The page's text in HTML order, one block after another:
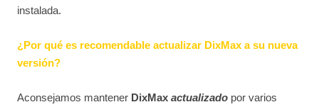
instalada.
¿Por qué es recomendable actualizar DixMax a su nueva
versión?
Aconsejamos mantener DixMax actualizado por varios